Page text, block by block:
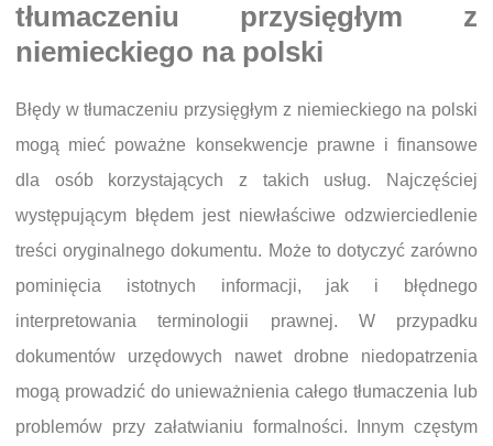
tłumaczeniu przysięgłym z
niemieckiego na polski
Błędy w tłumaczeniu przysięgłym z niemieckiego na polski
mogą mieć poważne konsekwencje prawne i finansowe
dla osób korzystających z takich usług. Najczęściej
występującym błędem jest niewłaściwe odzwierciedlenie
treści oryginalnego dokumentu. Może to dotyczyć zarówno
pominięcia istotnych informacji, jak i błędnego
interpretowania terminologii prawnej. W przypadku
dokumentów urzędowych nawet drobne niedopatrzenia
mogą prowadzić do unieważnienia całego tłumaczenia lub
problemów przy załatwianiu formalności. Innym częstym